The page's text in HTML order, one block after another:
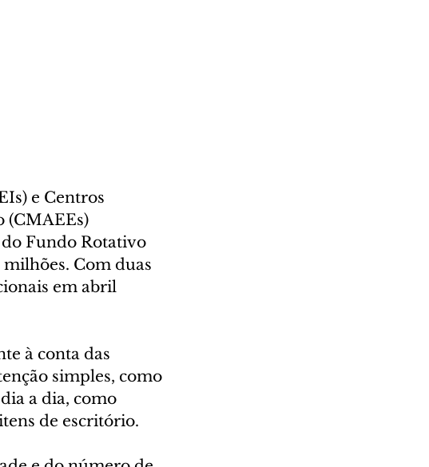
e Centros
(CMAEEs)
do Fundo Rotativo
milhões. Com duas
em abril
à conta das
simples, como
a dia, como
de escritório.